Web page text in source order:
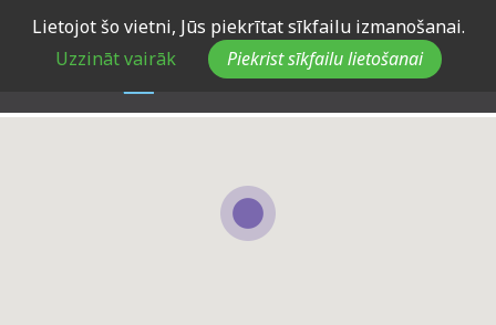
Lietojot šo vietni, Jūs piekrītat sīkfailu izmanošanai.
Uzzināt vairāk
Piekrist sīkfailu lietošanai